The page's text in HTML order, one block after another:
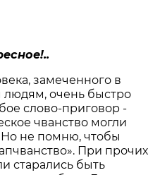
замеченного в
очень быстро
слово-приговор -
чванство могли
Но не помню, чтобы
При прочих
старались быть